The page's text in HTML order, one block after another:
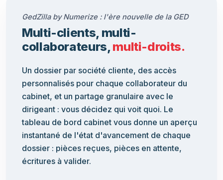
GedZilla by Numerize : l'ère nouvelle de la GED
Multi-clients, multi-
collaborateurs,multi-droits.
Un dossier par société cliente, des accès
personnalisés pour chaque collaborateur du
cabinet, et un partage granulaire avec le
dirigeant : vous décidez qui voit quoi. Le
tableau de bord cabinet vous donne un aperçu
instantané de l'état d'avancement de chaque
dossier : pièces reçues, pièces en attente,
écritures à valider.